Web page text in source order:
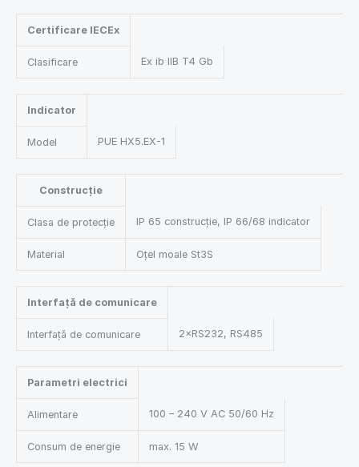
Certificare IECEx
Clasificare Ex ib IIB T4 Gb
Indicator
Model PUE HX5.EX-1
Construcție
Clasa de protecție IP 65 construcție, IP 66/68 indicator
Material Oțel moale St3S
Interfață de comunicare
Interfață de comunicare 2×RS232, RS485
Parametri electrici
Alimentare 100 – 240 V AC 50/60 Hz
Consum de energie max. 15 W